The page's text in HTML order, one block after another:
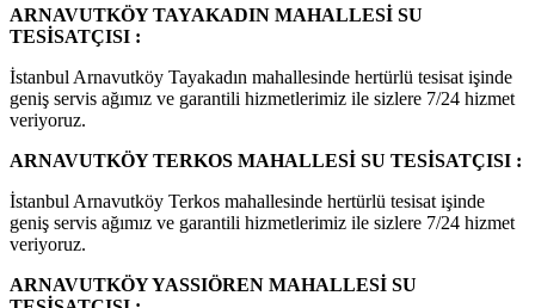
ARNAVUTKÖY TAYAKADIN MAHALLESİ SU
TESİSATÇISI :
İstanbul Arnavutköy Tayakadın mahallesinde hertürlü tesisat işinde
geniş servis ağımız ve garantili hizmetlerimiz ile sizlere 7/24 hizmet
veriyoruz.
ARNAVUTKÖY TERKOS MAHALLESİ SU TESİSATÇISI :
İstanbul Arnavutköy Terkos mahallesinde hertürlü tesisat işinde
geniş servis ağımız ve garantili hizmetlerimiz ile sizlere 7/24 hizmet
veriyoruz.
ARNAVUTKÖY YASSIÖREN MAHALLESİ SU